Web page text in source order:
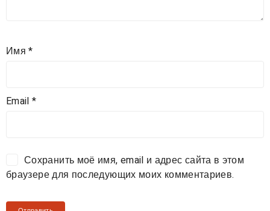
Имя*
Email*
Сохранить моё имя, email и адрес сайта в этом
браузере для последующих моих комментариев.